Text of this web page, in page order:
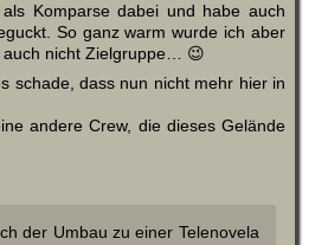
Komparse dabei und habe auch
So ganz warm wurde ich aber
auch nicht Zielgruppe… 😉
schade, dass nun nicht mehr hier in
andere Crew, die dieses Gelände
der Umbau zu einer Telenovela